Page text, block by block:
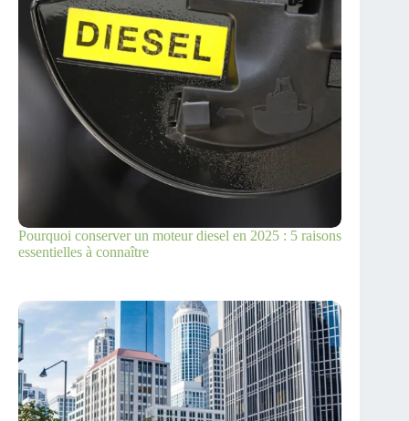
Pourquoi conserver un moteur diesel en 2025 : 5 raisons
essentielles à connaître